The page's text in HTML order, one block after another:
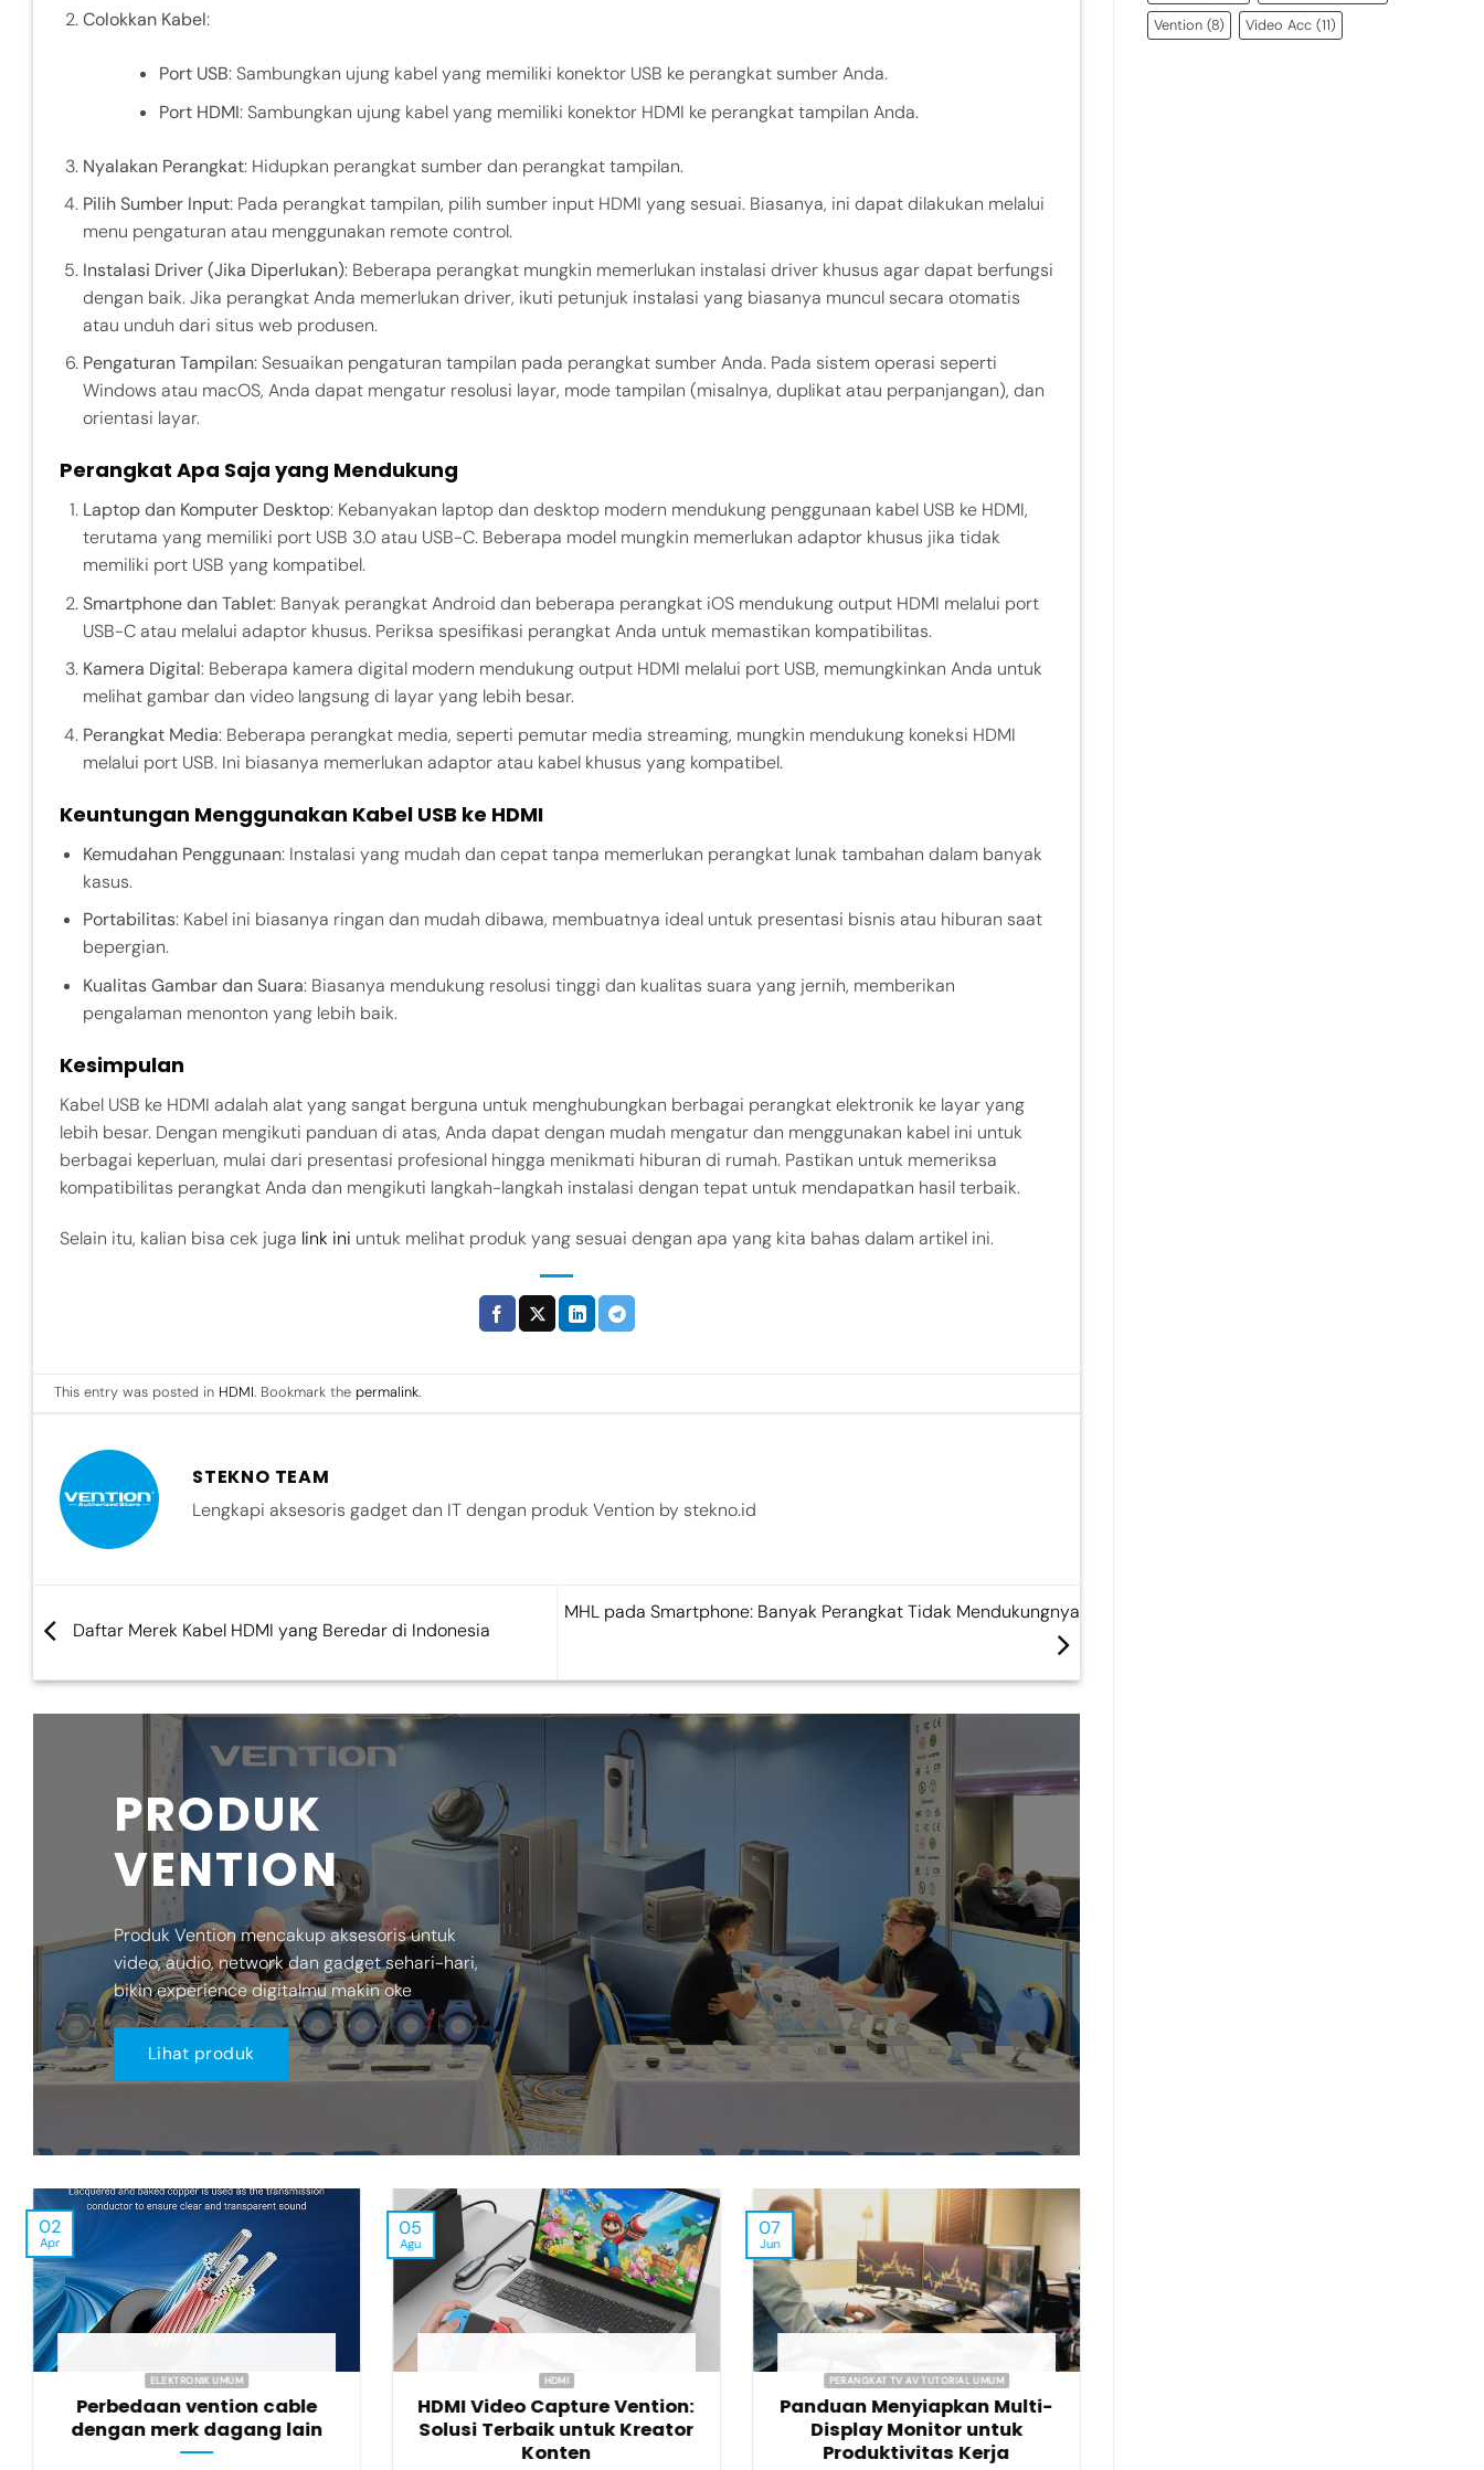
Colokkan Kabel:
Port USB: Sambungkan ujung kabel yang memiliki konektor USB ke perangkat sumber Anda.
Port HDMI: Sambungkan ujung kabel yang memiliki konektor HDMI ke perangkat tampilan Anda.
Nyalakan Perangkat: Hidupkan perangkat sumber dan perangkat tampilan.
Pilih Sumber Input: Pada perangkat tampilan, pilih sumber input HDMI yang sesuai. Biasanya, ini dapat dilakukan melalui
menu pengaturan atau menggunakan remote control.
Instalasi Driver (Jika Diperlukan): Beberapa perangkat mungkin memerlukan instalasi driver khusus agar dapat berfungsi
dengan baik. Jika perangkat Anda memerlukan driver, ikuti petunjuk instalasi yang biasanya muncul secara otomatis
atau unduh dari situs web produsen.
Pengaturan Tampilan: Sesuaikan pengaturan tampilan pada perangkat sumber Anda. Pada sistem operasi seperti
Windows atau macOS, Anda dapat mengatur resolusi layar, mode tampilan (misalnya, duplikat atau perpanjangan), dan
orientasi layar.
Perangkat Apa Saja yang Mendukung
Laptop dan Komputer Desktop: Kebanyakan laptop dan desktop modern mendukung penggunaan kabel USB ke HDMI,
terutama yang memiliki port USB 3.0 atau USB-C. Beberapa model mungkin memerlukan adaptor khusus jika tidak
memiliki port USB yang kompatibel.
Smartphone dan Tablet: Banyak perangkat Android dan beberapa perangkat iOS mendukung output HDMI melalui port
USB-C atau melalui adaptor khusus. Periksa spesifikasi perangkat Anda untuk memastikan kompatibilitas.
Kamera Digital: Beberapa kamera digital modern mendukung output HDMI melalui port USB, memungkinkan Anda untuk
melihat gambar dan video langsung di layar yang lebih besar.
Perangkat Media: Beberapa perangkat media, seperti pemutar media streaming, mungkin mendukung koneksi HDMI
melalui port USB. Ini biasanya memerlukan adaptor atau kabel khusus yang kompatibel.
Keuntungan Menggunakan Kabel USB ke HDMI
Kemudahan Penggunaan: Instalasi yang mudah dan cepat tanpa memerlukan perangkat lunak tambahan dalam banyak
kasus.
Portabilitas: Kabel ini biasanya ringan dan mudah dibawa, membuatnya ideal untuk presentasi bisnis atau hiburan saat
bepergian.
Kualitas Gambar dan Suara: Biasanya mendukung resolusi tinggi dan kualitas suara yang jernih, memberikan
pengalaman menonton yang lebih baik.
Kesimpulan
Kabel USB ke HDMI adalah alat yang sangat berguna untuk menghubungkan berbagai perangkat elektronik ke layar yang
lebih besar. Dengan mengikuti panduan di atas, Anda dapat dengan mudah mengatur dan menggunakan kabel ini untuk
berbagai keperluan, mulai dari presentasi profesional hingga menikmati hiburan di rumah. Pastikan untuk memeriksa
kompatibilitas perangkat Anda dan mengikuti langkah-langkah instalasi dengan tepat untuk mendapatkan hasil terbaik.
Selain itu, kalian bisa cek juga link ini untuk melihat produk yang sesuai dengan apa yang kita bahas dalam artikel ini.
This entry was posted in HDMI. Bookmark the permalink.
STEKNO TEAM
Lengkapi aksesoris gadget dan IT dengan produk Vention by stekno.id
Daftar Merek Kabel HDMI yang Beredar di Indonesia
MHL pada Smartphone: Banyak Perangkat Tidak Mendukungnya
PRODUK
VENTION
Produk Vention mencakup aksesoris untuk
video, audio, network dan gadget sehari-hari,
bikin experience digitalmu makin oke
Lihat produk
ELEKTRONIK UMUM
Perbedaan vention cable
dengan merk dagang lain
02
Apr
HDMI
HDMI Video Capture Vention:
Solusi Terbaik untuk Kreator
Konten
05
Agu
PERANGKAT TV AV TUTORIAL UMUM
Panduan Menyiapkan Multi-
Display Monitor untuk
Produktivitas Kerja
07
Jun
Vention (8) Video Acc (11)